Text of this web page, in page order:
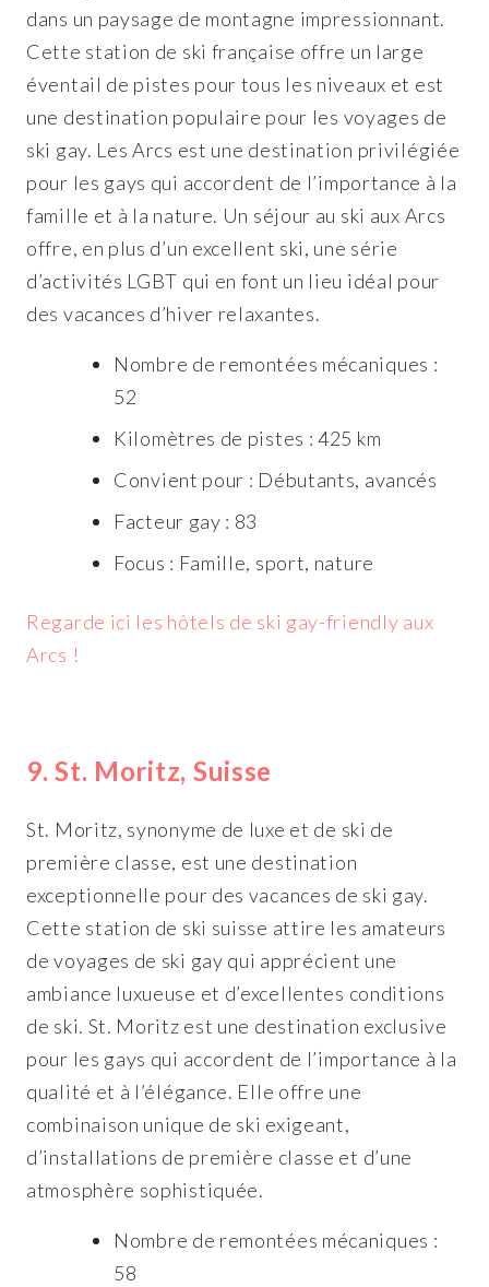
dans un paysage de montagne impressionnant.
Cette station de ski française offre un large
éventail de pistes pour tous les niveaux et est
une destination populaire pour les voyages de
ski gay. Les Arcs est une destination privilégiée
pour les gays qui accordent de l’importance à la
famille et à la nature. Un séjour au ski aux Arcs
offre, en plus d’un excellent ski, une série
d’activités LGBT qui en font un lieu idéal pour
des vacances d’hiver relaxantes.
Nombre de remontées mécaniques :
52
Kilomètres de pistes : 425 km
Convient pour : Débutants, avancés
Facteur gay : 83
Focus : Famille, sport, nature
Regarde ici les hôtels de ski gay-friendly aux
Arcs !
9. St. Moritz, Suisse
St. Moritz, synonyme de luxe et de ski de
première classe, est une destination
exceptionnelle pour des vacances de ski gay.
Cette station de ski suisse attire les amateurs
de voyages de ski gay qui apprécient une
ambiance luxueuse et d’excellentes conditions
de ski. St. Moritz est une destination exclusive
pour les gays qui accordent de l’importance à la
qualité et à l’élégance. Elle offre une
combinaison unique de ski exigeant,
d’installations de première classe et d’une
atmosphère sophistiquée.
Nombre de remontées mécaniques :
58